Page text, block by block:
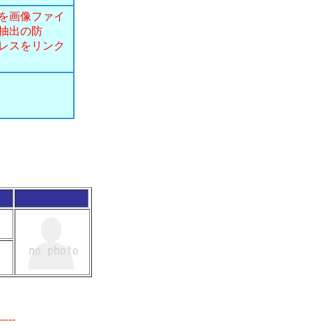
画像ファイ
出の防
スをリンク